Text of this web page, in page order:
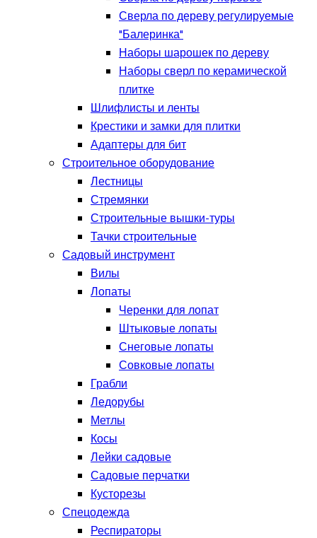
Сверла по дереву регулируемые
"Балеринка"
Наборы шарошек по дереву
Наборы сверл по керамической
плитке
Шлифлисты и ленты
Крестики и замки для плитки
Адаптеры для бит
Строительное оборудование
Лестницы
Стремянки
Строительные вышки-туры
Тачки строительные
Садовый инструмент
Вилы
Лопаты
Черенки для лопат
Штыковые лопаты
Снеговые лопаты
Совковые лопаты
Грабли
Ледорубы
Метлы
Косы
Лейки садовые
Садовые перчатки
Кусторезы
Спецодежда
Респираторы